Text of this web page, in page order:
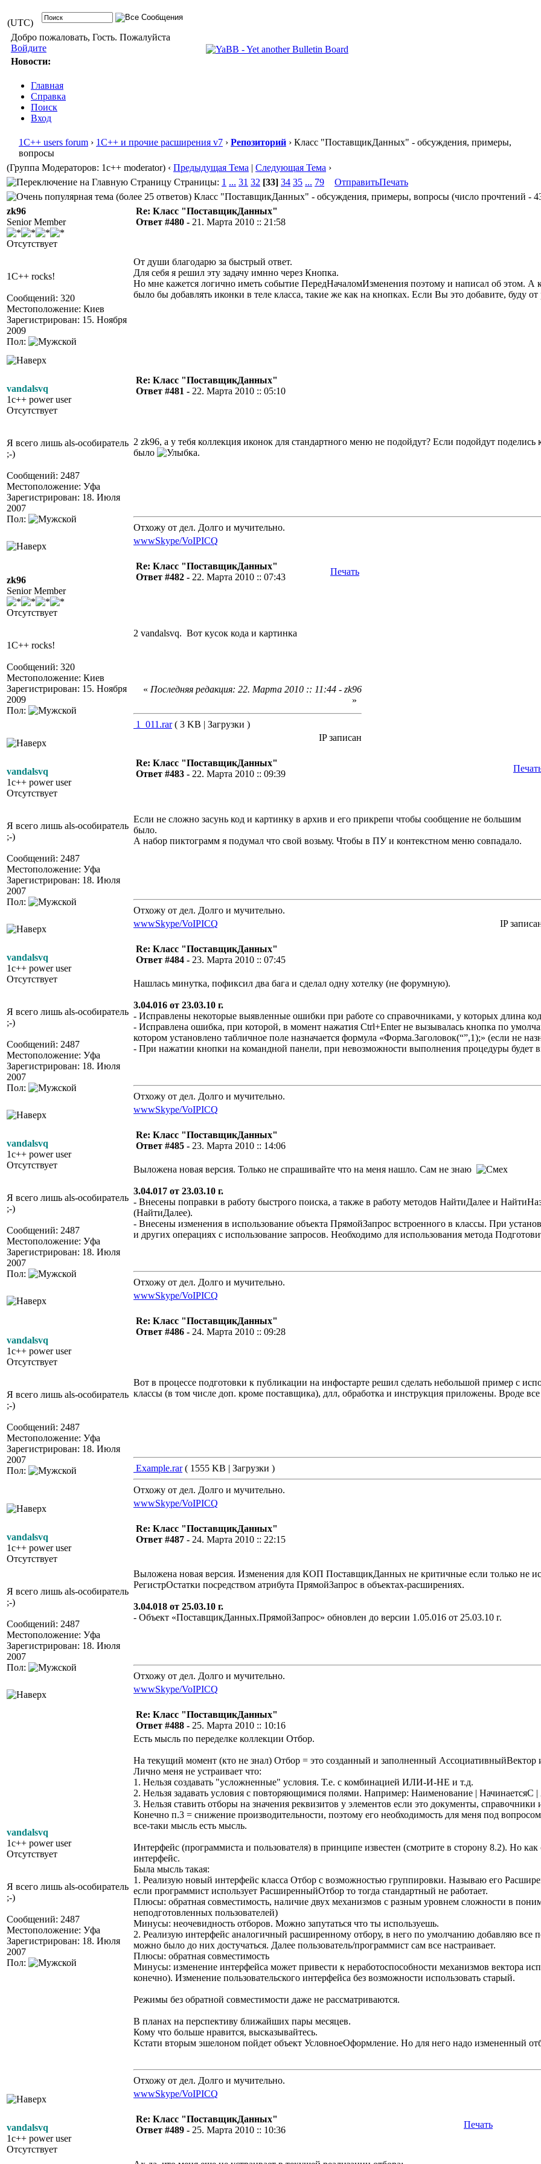
(UTC)
Добро пожаловать, Гость. Пожалуйста
Войдите
Новости:
Главная
Справка
Поиск
Вход
1С++ users forum › 1С++ и прочие расширения v7 › Репозиторий › Класс "ПоставщикДанных" - обсуждения, примеры,
вопросы
(Группа Модераторов: 1c++ moderator) ‹ Предыдущая Тема | Следующая Тема ›
Страницы: 1 ... 31 32 [33] 34 35 ... 79 ОтправитьПечать
Класс "ПоставщикДанных" - обсуждения, примеры, вопросы (число прочтений -
zk96
Senior Member
Отсутствует
1C++ rocks!
Сообщений: 320
Местоположение: Киев
Зарегистрирован: 15. Ноября
2009
Пол:
Re: Класс "ПоставщикДанных"
Ответ #480 - 21. Марта 2010 :: 21:58
От души благодарю за быстрый ответ.
Для себя я решил эту задачу имнно через Кнопка.
Но мне кажется логично иметь событие ПередНачаломИзменения поэтому и написал об этом.
было бы добавлять иконки в теле класса, такие же как на кнопках. Если Вы это добавите, буду
vandalsvq
1c++ power user
Отсутствует
Я всего лишь als-особиратель
;-)
Сообщений: 2487
Местоположение: Уфа
Зарегистрирован: 18. Июля
2007
Пол:
Re: Класс "ПоставщикДанных"
Ответ #481 - 22. Марта 2010 :: 05:10
2 zk96, а у тебя коллекция иконок для стандартного меню не подойдут? Если подойдут
было
.
Отхожу от дел. Долго и мучительно.
wwwSkype/VoIPICQ
zk96
Senior Member
Отсутствует
1C++ rocks!
Сообщений: 320
Местоположение: Киев
Зарегистрирован: 15. Ноября
2009
Пол:
Re: Класс "ПоставщикДанных"
Ответ #482 - 22. Марта 2010 :: 07:43
Печать
2 vandalsvq. Вот кусок кода и картинка
« Последняя редакция: 22. Марта 2010 :: 11:44 - zk96
»
1_011.rar( 3 KB | Загрузки )
IP записан
vandalsvq
1c++ power user
Отсутствует
Я всего лишь als-особиратель
;-)
Сообщений: 2487
Местоположение: Уфа
Зарегистрирован: 18. Июля
2007
Пол:
Re: Класс "ПоставщикДанных"
Ответ #483 - 22. Марта 2010 :: 09:39
Если не сложно засунь код и картинку в архив и его прикрепи чтобы сообщение не большим
было.
А набор пиктограмм я подумал что свой возьму. Чтобы в ПУ и контекстном меню совпадало.
Отхожу от дел. Долго и мучительно.
wwwSkype/VoIPICQ IP
vandalsvq
1c++ power user
Отсутствует
Я всего лишь als-особиратель
;-)
Сообщений: 2487
Местоположение: Уфа
Зарегистрирован: 18. Июля
2007
Пол:
Re: Класс "ПоставщикДанных"
Ответ #484 - 23. Марта 2010 :: 07:45
Нашлась минутка, пофиксил два бага и сделал одну хотелку (не форумную).
3.04.016 от 23.03.10 г.
- Исправлены некоторые выявленные ошибки при работе со справочниками, у которых длина
- Исправлена ошибка, при которой, в момент нажатия Ctrl+Enter не вызывалась кнопка по
котором установлено табличное поле назначается формула «Форма.Заголовок(“”,1);» (если не
- При нажатии кнопки на командной панели, при невозможности выполнения процедуры будет
Отхожу от дел. Долго и мучительно.
wwwSkype/VoIPICQ
vandalsvq
1c++ power user
Отсутствует
Я всего лишь als-особиратель
;-)
Сообщений: 2487
Местоположение: Уфа
Зарегистрирован: 18. Июля
2007
Пол:
Re: Класс "ПоставщикДанных"
Ответ #485 - 23. Марта 2010 :: 14:06
Выложена новая версия. Только не спрашивайте что на меня нашло. Сам не знаю
3.04.017 от 23.03.10 г.
- Внесены поправки в работу быстрого поиска, а также в работу методов НайтиДалее и
(НайтиДалее).
- Внесены изменения в использование объекта ПрямойЗапрос встроенного в классы. При
и других операциях с использование запросов. Необходимо для использования метода
Отхожу от дел. Долго и мучительно.
wwwSkype/VoIPICQ
vandalsvq
1c++ power user
Отсутствует
Я всего лишь als-особиратель
;-)
Сообщений: 2487
Местоположение: Уфа
Зарегистрирован: 18. Июля
2007
Пол:
Re: Класс "ПоставщикДанных"
Ответ #486 - 24. Марта 2010 :: 09:28
Вот в процессе подготовки к публикации на инфостарте решил сделать небольшой пример с
классы (в том числе доп. кроме поставщика), длл, обработка и инструкция приложены. Вроде
Example.rar( 1555 KB | Загрузки )
Отхожу от дел. Долго и мучительно.
wwwSkype/VoIPICQ
vandalsvq
1c++ power user
Отсутствует
Я всего лишь als-особиратель
;-)
Сообщений: 2487
Местоположение: Уфа
Зарегистрирован: 18. Июля
2007
Пол:
Re: Класс "ПоставщикДанных"
Ответ #487 - 24. Марта 2010 :: 22:15
Выложена новая версия. Изменения для КОП ПоставщикДанных не критичные если только не
РегистрОстатки посредством атрибута ПрямойЗапрос в объектах-расширениях.
3.04.018 от 25.03.10 г.
- Объект «ПоставщикДанных.ПрямойЗапрос» обновлен до версии 1.05.016 от 25.03.10 г.
Отхожу от дел. Долго и мучительно.
wwwSkype/VoIPICQ
vandalsvq
1c++ power user
Отсутствует
Я всего лишь als-особиратель
;-)
Сообщений: 2487
Местоположение: Уфа
Зарегистрирован: 18. Июля
2007
Пол:
Re: Класс "ПоставщикДанных"
Ответ #488 - 25. Марта 2010 :: 10:16
Есть мысль по переделке коллекции Отбор.
На текущий момент (кто не знал) Отбор = это созданный и заполненный АссоциативныйВектор
Лично меня не устраивает что:
1. Нельзя создавать "усложненные" условия. Т.е. с комбинацией ИЛИ-И-НЕ и т.д.
2. Нельзя задавать условия с повторяющимися полями. Например: Наименование |
3. Нельзя ставить отборы на значения реквизитов у элементов если это документы, справочники
Конечно п.3 = снижение производительности, поэтому его необходимость для меня под
все-таки мысль есть мысль.
Интерфейс (программиста и пользователя) в принципе известен (смотрите в сторону 8.2). Но
интерфейс.
Была мысль такая:
1. Реализую новый интерфейс класса Отбор с возможностью группировки. Называю его
если программист использует РасширенныйОтбор то тогда стандартный не работает.
Плюсы: обратная совместимость, наличие двух механизмов с разным уровнем сложности в
неподготовленных пользователей)
Минусы: неочевидность отборов. Можно запутаться что ты используешь.
2. Реализую интерфейс аналогичный расширенному отбору, в него по умолчанию добавляю все
можно было до них достучаться. Далее пользователь/программист сам все настраивает.
Плюсы: обратная совместимость
Минусы: изменение интерфейса может привести к неработоспособности механизмов вектора
конечно). Изменение пользовательского интерфейса без возможности использовать старый.
Режимы без обратной совместимости даже не рассматриваются.
В планах на перспективу ближайших пары месяцев.
Кому что больше нравится, высказывайтесь.
Кстати вторым эшелоном пойдет объект УсловноеОформление. Но для него надо измененный
Отхожу от дел. Долго и мучительно.
wwwSkype/VoIPICQ
vandalsvq
1c++ power user
Отсутствует
Re: Класс "ПоставщикДанных"
Ответ #489 - 25. Марта 2010 :: 10:36
Печать